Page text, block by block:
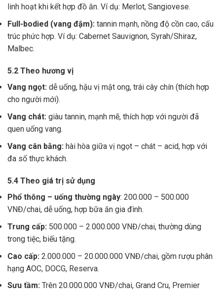
linh hoạt khi kết hợp đồ ăn. Ví dụ: Merlot, Sangiovese.
Full-bodied (vang đậm): tannin mạnh, nồng độ cồn cao, cấu
trúc phức hợp. Ví dụ: Cabernet Sauvignon, Syrah/Shiraz,
Malbec.
5.2 Theo hương vị
Vang ngọt: dễ uống, hậu vị mật ong, trái cây chín (thích hợp
cho người mới).
Vang chát: giàu tannin, mạnh mẽ, thích hợp với người đã
quen uống vang.
Vang cân bằng: hài hòa giữa vị ngọt – chát – acid, hợp với
đa số thực khách.
5.4 Theo giá trị sử dụng
Phổ thông – uống thường ngày: 200.000 – 500.000
VNĐ/chai, dễ uống, hợp bữa ăn gia đình.
Trung cấp: 500.000 – 2.000.000 VNĐ/chai, thường dùng
trong tiệc, biếu tặng.
Cao cấp: 2.000.000 – 20.000.000 VNĐ/chai, gồm rượu phân
hạng AOC, DOCG, Reserva.
Sưu tầm: Trên 20.000.000 VNĐ/chai, Grand Cru, Premier